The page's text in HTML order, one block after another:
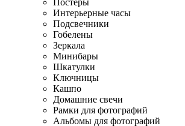
Постеры
Интерьерные часы
Подсвечники
Гобелены
Зеркала
Минибары
Шкатулки
Ключницы
Кашпо
Домашние свечи
Рамки для фотографий
Альбомы для фотографий